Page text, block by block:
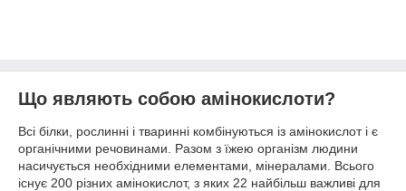
Що являють собою амінокислоти?
Всі білки, рослинні і тваринні комбінуються із амінокислот і є
органічними речовинами. Разом з їжею організм людини
насичується необхідними елементами, мінералами. Всього
існує 200 різних амінокислот, з яких 22 найбільш важливі для